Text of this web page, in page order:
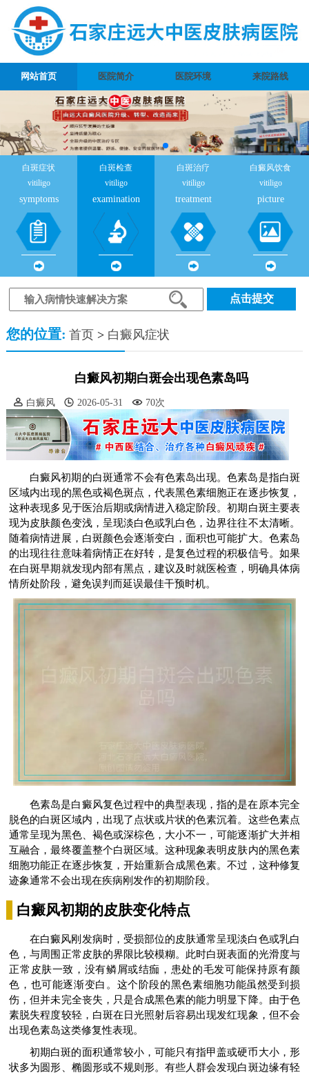
网站首页 医院简介 医院环境 来院路线
白斑症状
vitiligo
symptoms
白斑检查
vitiligo
examination
白斑治疗
vitiligo
treatment
白癜风饮食
vitiligo
picture
点击提交
您的位置: 首页> 白癜风症状
白癜风初期白斑会出现色素岛吗
白癜风 2026-05-31 70次
白癜风初期的白斑通常不会有色素岛出现。色素岛是指白斑
区域内出现的黑色或褐色斑点，代表黑色素细胞正在逐步恢复，
这种表现多见于医治后期或病情进入稳定阶段。初期白斑主要表
现为皮肤颜色变浅，呈现淡白色或乳白色，边界往往不太清晰。
随着病情进展，白斑颜色会逐渐变白，面积也可能扩大。色素岛
的出现往往意味着病情正在好转，是复色过程的积极信号。如果
在白斑早期就发现内部有黑点，建议及时就医检查，明确具体病
情所处阶段，避免误判而延误最佳干预时机。
色素岛是白癜风复色过程中的典型表现，指的是在原本完全
脱色的白斑区域内，出现了点状或片状的色素沉着。这些色素点
通常呈现为黑色、褐色或深棕色，大小不一，可能逐渐扩大并相
互融合，最终覆盖整个白斑区域。这种现象表明皮肤内的黑色素
细胞功能正在逐步恢复，开始重新合成黑色素。不过，这种修复
迹象通常不会出现在疾病刚发作的初期阶段。
白癜风初期的皮肤变化特点
在白癜风刚发病时，受损部位的皮肤通常呈现淡白色或乳白
色，与周围正常皮肤的界限比较模糊。此时白斑表面的光滑度与
正常皮肤一致，没有鳞屑或结痂，患处的毛发可能保持原有颜
色，也可能逐渐变白。这个阶段的黑色素细胞功能虽然受到损
伤，但并未完全丧失，只是合成黑色素的能力明显下降。由于色
素脱失程度较轻，白斑在日光照射后容易出现发红现象，但不会
出现色素岛这类修复性表现。
初期白斑的面积通常较小，可能只有指甲盖或硬币大小，形
状多为圆形、椭圆形或不规则形。有些人群会发现白斑边缘有轻